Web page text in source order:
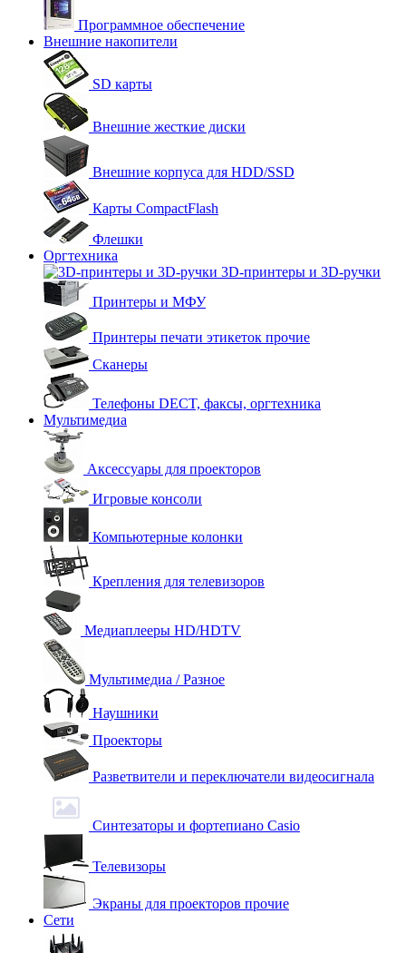
Программное обеспечение
Внешние накопители
SD карты
Внешние жесткие диски
Внешние корпуса для HDD/SSD
Карты CompactFlash
Флешки
Оргтехника
3D-принтеры и 3D-ручки
Принтеры и МФУ
Принтеры печати этикеток прочие
Сканеры
Телефоны DECT, факсы, оргтехника
Мультимедиа
Аксессуары для проекторов
Игровые консоли
Компьютерные колонки
Крепления для телевизоров
Медиаплееры HD/HDTV
Мультимедиа / Разное
Наушники
Проекторы
Разветвители и переключатели видеосигнала
Синтезаторы и фортепиано Casio
Телевизоры
Экраны для проекторов прочие
Сети